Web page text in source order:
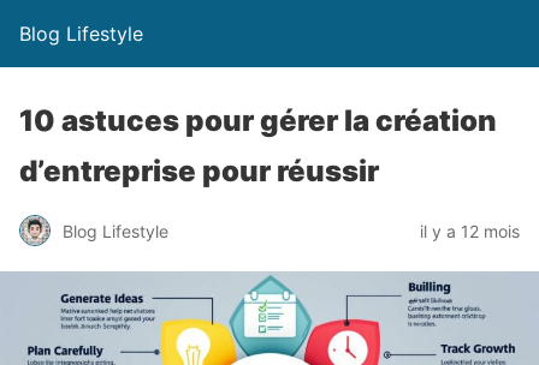
Blog Lifestyle
10 astuces pour gérer la création
d’entreprise pour réussir
Blog Lifestyle il y a 12 mois